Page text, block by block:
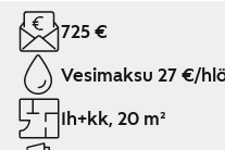
Näytetään dia 1 / 1
725 €
Vesimaksu 27 €/
1h+kk, 20 m²